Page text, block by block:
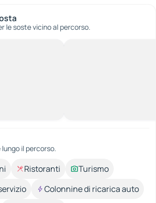
le soste vicino al percorso.
il percorso.
Ristoranti
Turismo
Colonnine di ricarica auto